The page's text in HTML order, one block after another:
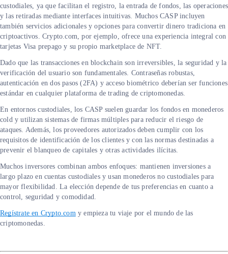
custodiales, ya que facilitan el registro, la entrada de fondos, las operaciones
y las retiradas mediante interfaces intuitivas. Muchos CASP incluyen
también servicios adicionales y opciones para convertir dinero tradiciona en
criptoactivos. Crypto.com, por ejemplo, ofrece una experiencia integral con
tarjetas Visa prepago y su propio marketplace de NFT.
Dado que las transacciones en blockchain son irreversibles, la seguridad y la
verificación del usuario son fundamentales. Contraseñas robustas,
autenticación en dos pasos (2FA) y acceso biométrico deberían ser funciones
estándar en cualquier plataforma de trading de criptomonedas.
En entornos custodiales, los CASP suelen guardar los fondos en monederos
cold y utilizan sistemas de firmas múltiples para reducir el riesgo de
ataques. Además, los proveedores autorizados deben cumplir con los
requisitos de identificación de los clientes y con las normas destinadas a
prevenir el blanqueo de capitales y otras actividades ilícitas.
Muchos inversores combinan ambos enfoques: mantienen inversiones a
largo plazo en cuentas custodiales y usan monederos no custodiales para
mayor flexibilidad. La elección depende de tus preferencias en cuanto a
control, seguridad y comodidad.
Regístrate en Crypto.comy empieza tu viaje por el mundo de las
criptomonedas.